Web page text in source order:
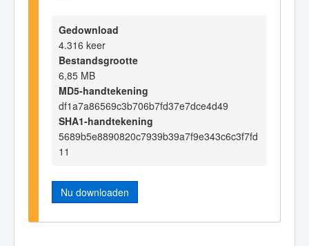
Gedownload
4.316 keer
Bestandsgrootte
6,85 MB
MD5-handtekening
df1a7a86569c3b706b7fd37e7dce4d49
SHA1-handtekening
5689b5e8890820c7939b39a7f9e343c6c3f7fd
11
Nu downloaden